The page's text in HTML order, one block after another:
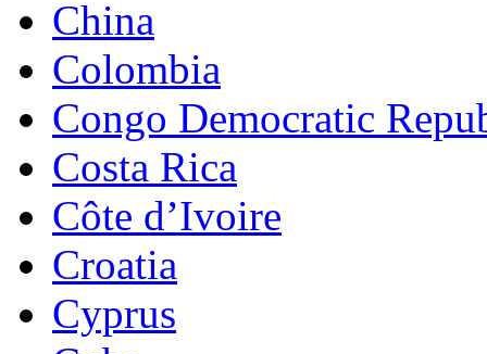
China
Colombia
Congo Democratic
Costa Rica
Côte d’Ivoire
Croatia
Cyprus